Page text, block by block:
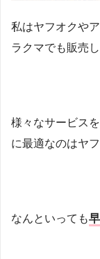
私はヤフオクや
ラクマでも販売し
様々なサービス
に最適なのはヤ
なんといっても